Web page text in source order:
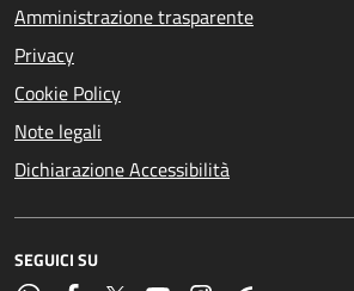
Amministrazione trasparente
Privacy
Cookie Policy
Note legali
Dichiarazione Accessibilità
SEGUICI SU